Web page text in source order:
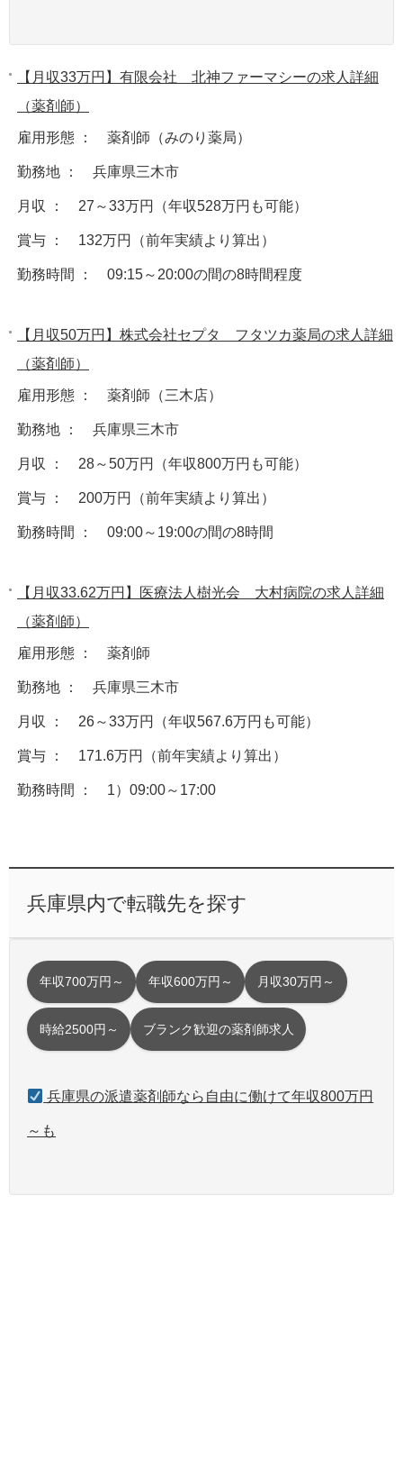
【月収33万円】有限会社 北神ファーマシーの求人詳細
（薬剤師）
雇用形態 ： 薬剤師（みのり薬局）
勤務地 ： 兵庫県三木市
月収 ： 27～33万円（年収528万円も可能）
賞与 ： 132万円（前年実績より算出）
勤務時間 ： 09:15～20:00の間の8時間程度
【月収50万円】株式会社セプタ フタツカ薬局の求人詳細
（薬剤師）
雇用形態 ： 薬剤師（三木店）
勤務地 ： 兵庫県三木市
月収 ： 28～50万円（年収800万円も可能）
賞与 ： 200万円（前年実績より算出）
勤務時間 ： 09:00～19:00の間の8時間
【月収33.62万円】医療法人樹光会 大村病院の求人詳細
（薬剤師）
雇用形態 ： 薬剤師
勤務地 ： 兵庫県三木市
月収 ： 26～33万円（年収567.6万円も可能）
賞与 ： 171.6万円（前年実績より算出）
勤務時間 ： 1）09:00～17:00
兵庫県内で転職先を探す
年収700万円～ 年収600万円～ 月収30万円～
時給2500円～ ブランク歓迎の薬剤師求人
兵庫県の派遣薬剤師なら自由に働けて年収800万円
～も